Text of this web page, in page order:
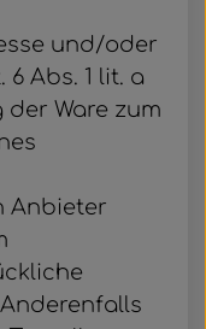
und/oder
6 Abs. 1 lit. a
der Ware zum
Anbieter